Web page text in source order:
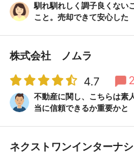
馴れ馴れしく調子良くない
こと。売却できて安心した
株式会社 ノムラ
4.7
不動産に関し、こちらは素
当に信頼できるか重要かと
ネクストワンインターナ